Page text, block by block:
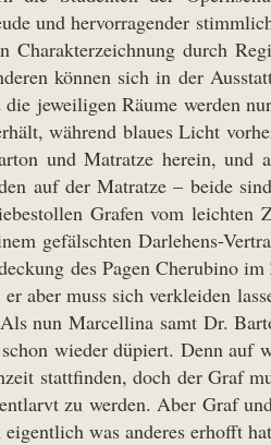
und hervorragender
Charakterzeichnung durch
können sich in der
jeweiligen Räume werden
während blaues Licht
und Matratze herein,
auf der Matratze – beide
Grafen vom
gefälschten Darlehens-
des Pagen Cherubino
aber muss sich verkleiden
nun Marcellina samt Dr.
wieder düpiert. Denn auf
stattfinden, doch der Graf
zu werden. Aber Graf
was anderes erhofft